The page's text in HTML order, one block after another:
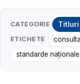
CATEGORIE Titluri
ETICHETE
standarde naționale